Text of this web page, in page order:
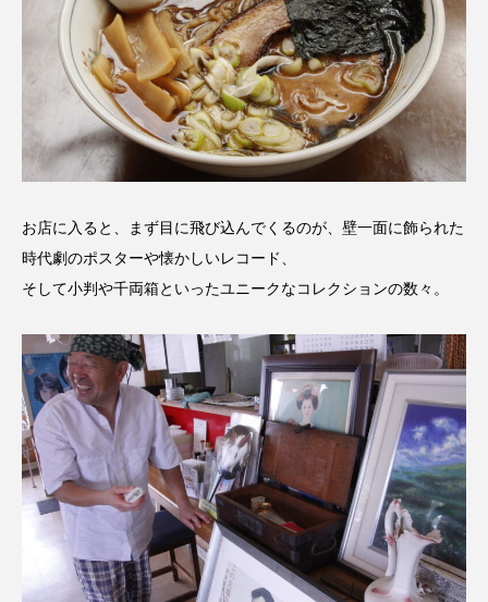
お店に入ると、まず目に飛び込んでくるのが、壁一面に飾られた
時代劇のポスターや懐かしいレコード、
そして小判や千両箱といったユニークなコレクションの数々。